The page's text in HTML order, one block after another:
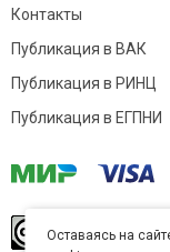
Контакты
Публикация в ВАК
Публикация в РИНЦ
Публикация в ЕГПНИ
Оставаясь на